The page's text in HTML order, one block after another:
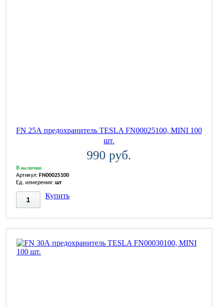
FN 25А предохранитель TESLA FN00025100, MINI 100
шт.
990 руб.
В наличии
Артикул: FN00025100
Ед. измерения: шт
Купить